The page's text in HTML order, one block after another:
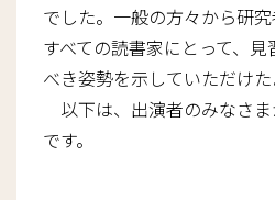
でした。一般の方々から研
すべての読書家にとって、見
べき姿勢を示していただけた
以下は、出演者のみなさ
です。